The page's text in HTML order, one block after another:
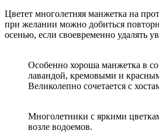
Цветет многолетняя манжетка на
при желании можно добиться
осенью, если своевременно удалять
Особенно хороша манжетка в
лавандой, кремовыми и
Великолепно сочетается с
Многолетники с яркими
возле водоемов.